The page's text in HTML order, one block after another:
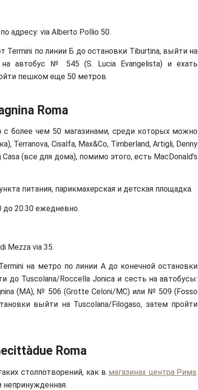
адресу: via Alberto Pollio 50.
Termini по линии Б до остановки Tiburtina, выйти на
на автобус № 545 (S. Lucia Evangelista) и ехать
пешком еще 50 метров.
Roma
более чем 50 магазинами, среди которых можно
Terranova, Cisalfa, Max&Co, Timberland, Artigli, Denny
Casa (все для дома), помимо этого, есть MacDonald’s
питания, парикмахерская и детская площадка.
20.30 ежедневно.
Mezza via 35.
на метро по линии А до конечной остановки
до Tuscolana/Roccella Jonica и сесть на автобусы:
(MA), № 506 (Grotte Celoni/MC) или № 509 (Fosso
выйти на Tuscolana/Filogaso, затем пройти
Roma
столпотворений, как в магазинах центра Рима.
непринужденная.